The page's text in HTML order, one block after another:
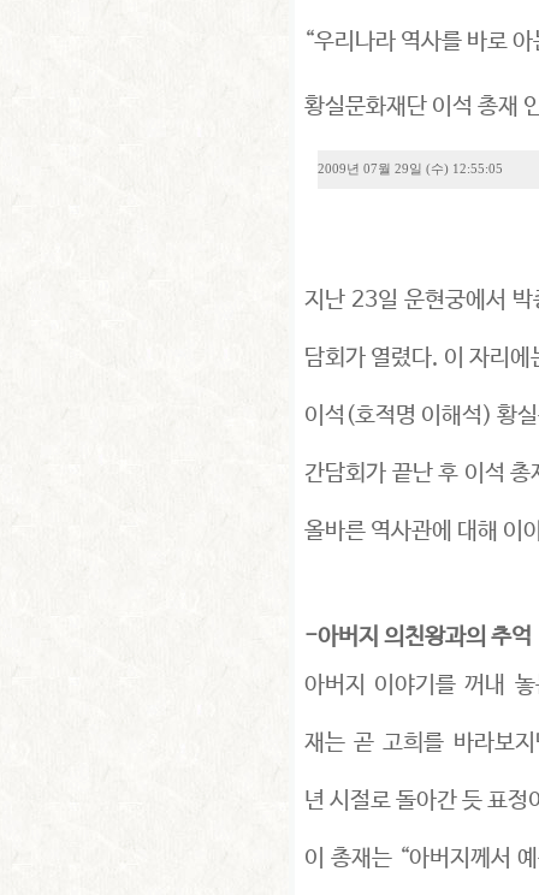
“우리나라 역사를 바로
황실문화재단 이석 총재
2009년 07월 29일 (수) 12:55:05
지난 23일 운현궁에서 박
담회가 열렸다. 이 자리
이석(호적명 이해석) 황
간담회가 끝난 후 이석
올바른 역사관에 대해 이
-아버지 의친왕과의 추억
아버지 이야기를 꺼내
재는 곧 고희를 바라보
년 시절로 돌아간 듯 표정
이 총재는 “아버지께서